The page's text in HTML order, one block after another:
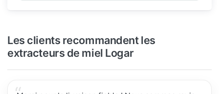
Les clients recommandent les
extracteurs de miel Logar